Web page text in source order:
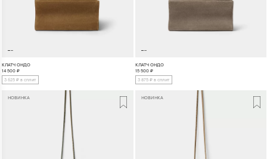
КЛАТЧ ОНДО
14 500 ₽
3 625 ₽ в сплит
КЛАТЧ ОНДО
15 500₽
3 875 ₽ в сплит
НОВИНКА НОВИНКА